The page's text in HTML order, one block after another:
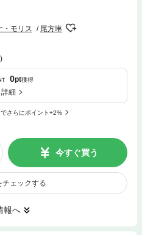
・モリス 尾方琳
0pt獲得
細
さらにポイント+2%
今すぐ買う
チェックする
報へ